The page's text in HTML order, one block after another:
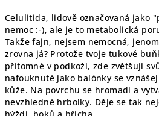
Celulitida, lidově označovaná jako
nemoc :-), ale je to metabolická
Takže fajn, nejsem nemocná,
zrovna já? Protože tvoje tukové
přítomné v podkoží, zde zvětšují
nafouknuté jako balónky se
kůže. Na povrchu se hromadí a
nevzhledné hrbolky. Děje se tak